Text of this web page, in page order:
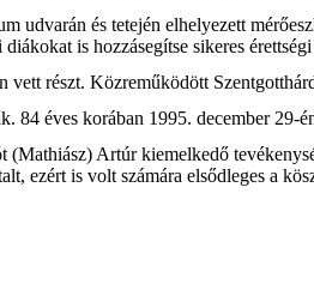
udvarán és tetején elhelyezett
is hozzásegítse sikeres érettségi
részt. Közreműködött
éves korában 1995. december
Artúr kiemelkedő
ezért is volt számára elsődleges a